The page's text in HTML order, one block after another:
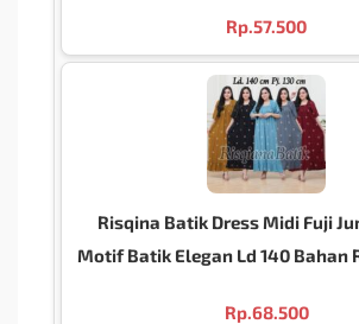
Rp.57.500
Risqina Batik Dress Midi Fuji
Motif Batik Elegan Ld 140 Bahan
Rp.68.500